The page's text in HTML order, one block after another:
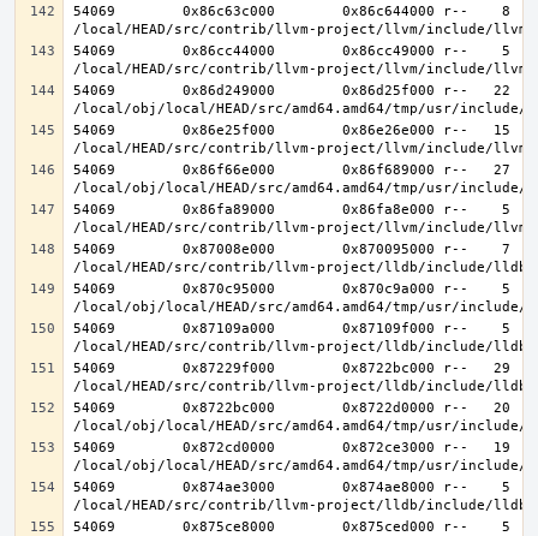
54069        0x86c63c000        0x86c644000 r--    8
54069        0x86cc44000        0x86cc49000 r--    5
54069        0x86d249000        0x86d25f000 r--   22
54069        0x86e25f000        0x86e26e000 r--   15
54069        0x86f66e000        0x86f689000 r--   27
54069        0x86fa89000        0x86fa8e000 r--    5
54069        0x87008e000        0x870095000 r--    7
54069        0x870c95000        0x870c9a000 r--    5
54069        0x87109a000        0x87109f000 r--    5
54069        0x87229f000        0x8722bc000 r--   29
54069        0x8722bc000        0x8722d0000 r--   20
54069        0x872cd0000        0x872ce3000 r--   19
54069        0x874ae3000        0x874ae8000 r--    5
54069        0x875ce8000        0x875ced000 r--    5